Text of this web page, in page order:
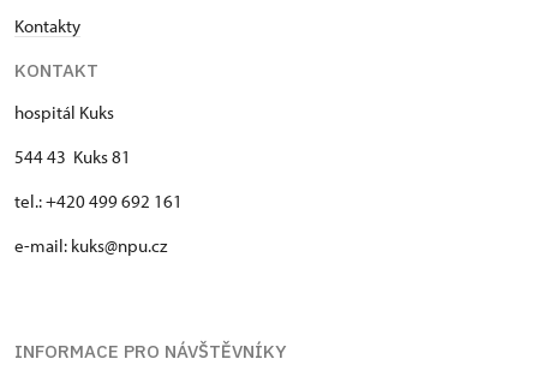
Kontakty
KONTAKT
hospitál Kuks
544 43 Kuks 81
tel.: +420 499 692 161
e-mail: kuks@npu.cz
INFORMACE PRO NÁVŠTĚVNÍKY